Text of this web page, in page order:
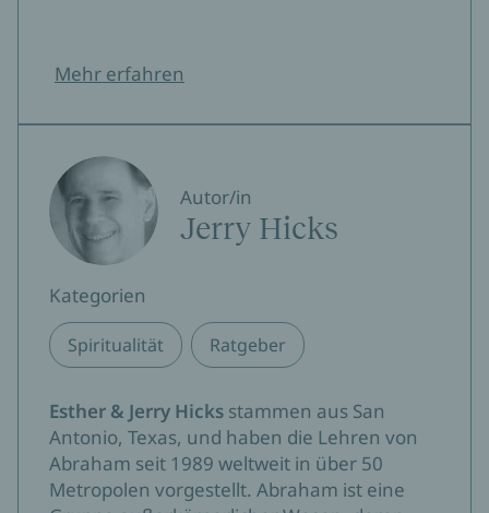
Mehr erfahren
Autor/in
Jerry Hicks
Kategorien
Spiritualität Ratgeber
Esther & Jerry Hicks stammen aus San
Antonio, Texas, und haben die Lehren von
Abraham seit 1989 weltweit in über 50
Metropolen vorgestellt. Abraham ist eine